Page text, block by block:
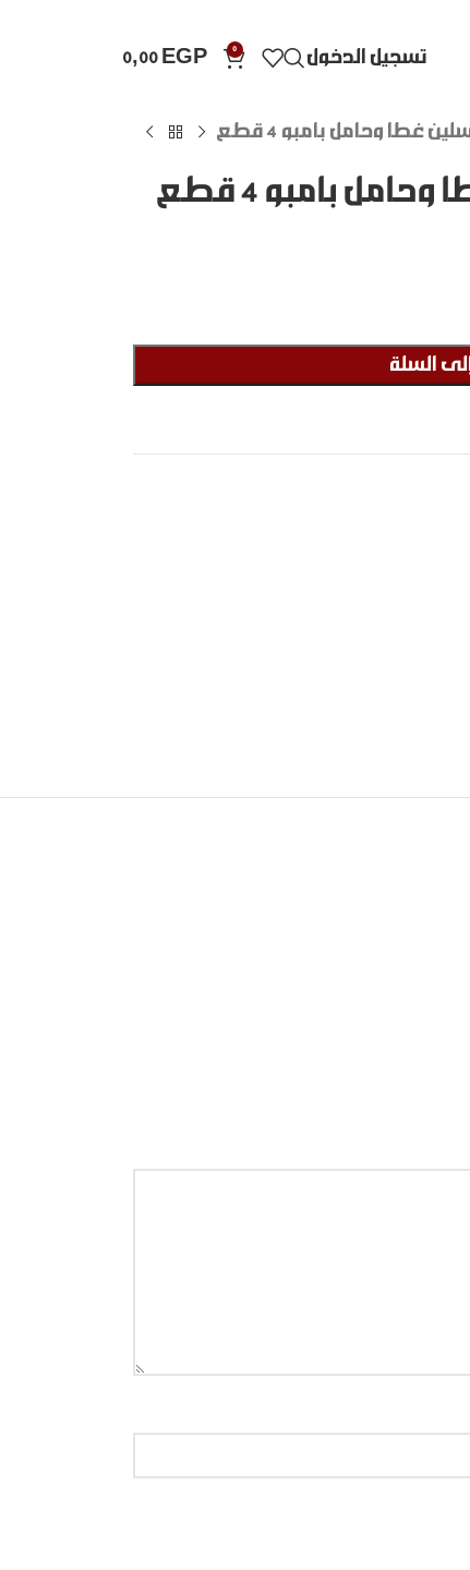
تسجيل الدخول 0
0,00 EGP
غطا وحامل بامبو 4 قطع
بامبو 4 قطع
السلة